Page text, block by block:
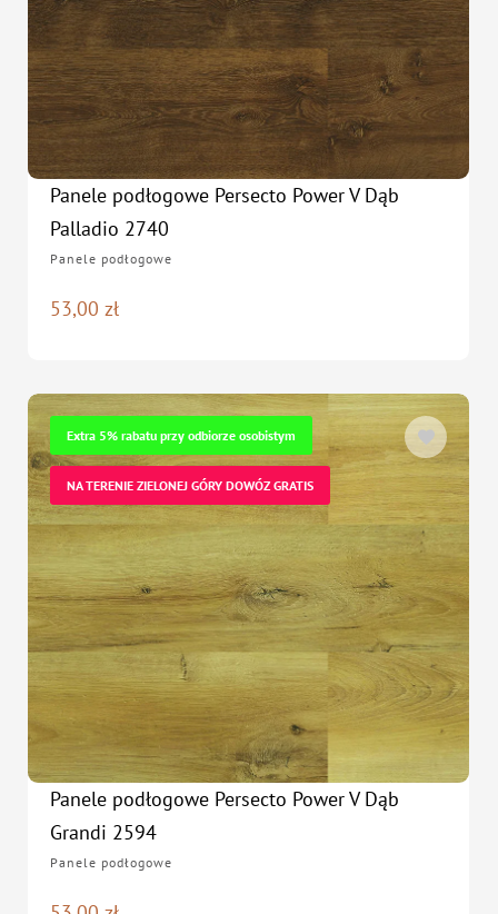
Panele podłogowe Persecto Power V Dąb
Palladio 2740
Panele podłogowe
zł
53,00
Extra 5% rabatu przy odbiorze osobistym
NA TERENIE ZIELONEJ GÓRY DOWÓZ GRATIS
Panele podłogowe Persecto Power V Dąb
Grandi 2594
Panele podłogowe